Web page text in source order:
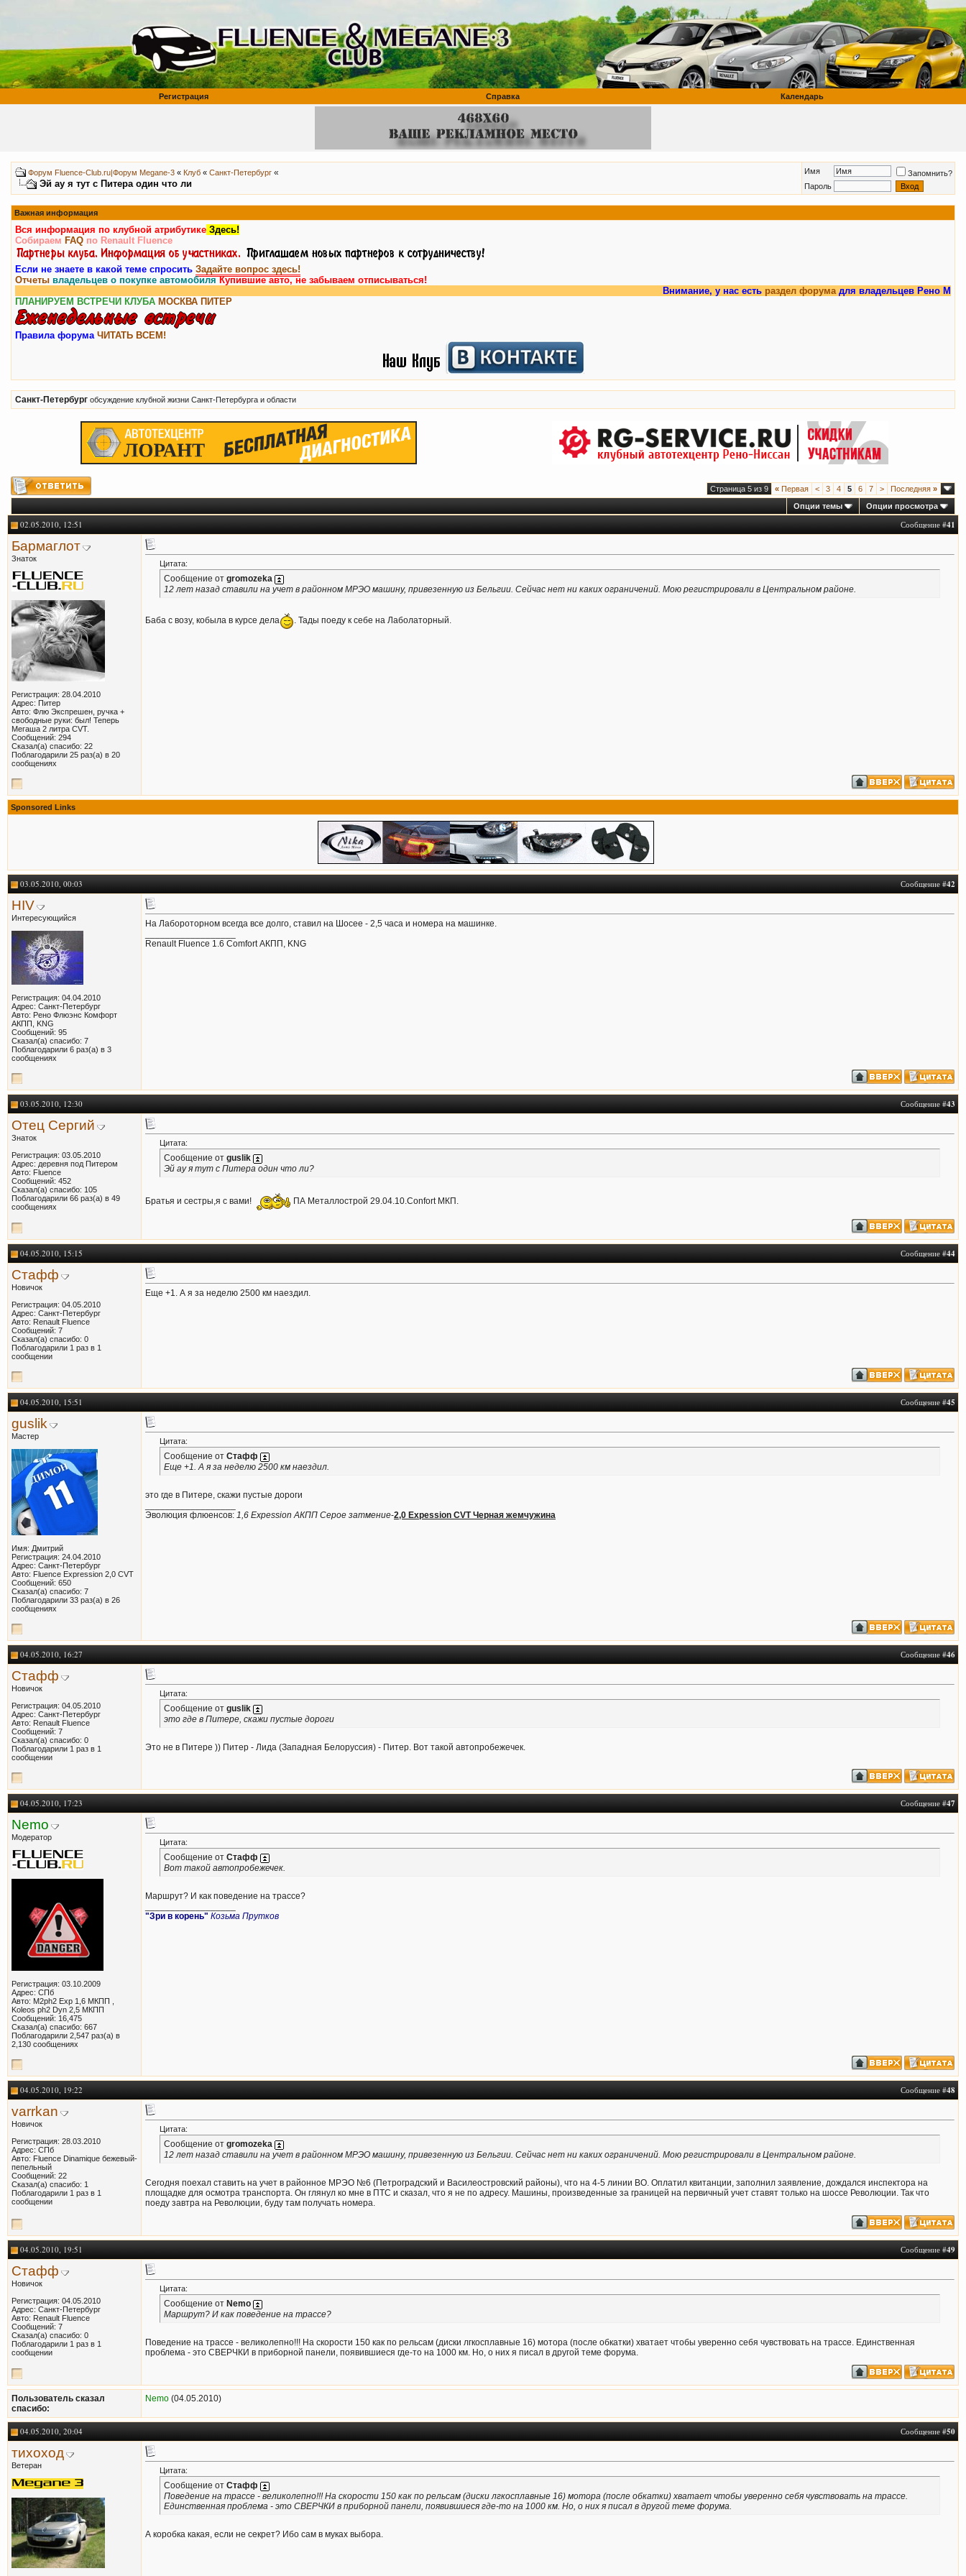
Регистрация Справка Календарь
Форум Fluence-Club.ru|Форум Megane-3 « Клуб « Санкт-Петербург «
Эй ау я тут с Питера один что ли
Имя
Запомнить?
Пароль
Важная информация
Вся информация по клубной атрибутике Здесь!
Собираем FAQ по Renault Fluence
Если не знаете в какой теме спросить Задайте вопрос здесь!
Отчеты владельцев о покупке автомобиляКупившие авто, не забываем отписываться!
Внимание, у нас естьраздел форумадля владельцев Рено Меган 3.
ПЛАНИРУЕМ ВСТРЕЧИ КЛУБА МОСКВА ПИТЕР
Правила форума ЧИТАТЬ ВСЕМ!
Санкт-Петербург обсуждение клубной жизни Санкт-Петербурга и области
Страница 5 из 9 « Первая < 3 4 5 6 7 > Последняя »
Опции темы
Опции просмотра
02.05.2010, 12:51 Сообщение #41
Бармаглот
Знаток
Регистрация: 28.04.2010
Адрес: Питер
Авто: Флю Экспрешен, ручка +
свободные руки: был! Теперь
Мегаша 2 литра CVT.
Сообщений: 294
Сказал(а) спасибо: 22
Поблагодарили 25 раз(а) в 20
сообщениях
Цитата:
Сообщение от gromozeka
12 лет назад ставили на учет в районном МРЭО машину, привезенную из Бельгии. Сейчас нет ни каких ограничений. Мою регистрировали в Центральном районе.
Баба с возу, кобыла в курсе дела . Тады поеду к себе на Лаболаторный.
Sponsored Links
03.05.2010, 00:03 Сообщение #42
HIV
Интересующийся
Регистрация: 04.04.2010
Адрес: Санкт-Петербург
Авто: Рено Флюэнс Комфорт
АКПП, KNG
Сообщений: 95
Сказал(а) спасибо: 7
Поблагодарили 6 раз(а) в 3
сообщениях
На Лабороторном всегда все долго, ставил на Шосее - 2,5 часа и номера на машинке.
Renault Fluence 1.6 Comfort АКПП, KNG
03.05.2010, 12:30 Сообщение #43
Отец Сергий
Знаток
Регистрация: 03.05.2010
Адрес: деревня под Питером
Авто: Fluence
Сообщений: 452
Сказал(а) спасибо: 105
Поблагодарили 66 раз(а) в 49
сообщениях
Цитата:
Сообщение от guslik
Эй ау я тут с Питера один что ли?
Братья и сестры,я с вами! ПА Металлострой 29.04.10.Confort МКП.
04.05.2010, 15:15 Сообщение #44
Стафф
Новичок
Регистрация: 04.05.2010
Адрес: Санкт-Петербург
Авто: Renault Fluence
Сообщений: 7
Сказал(а) спасибо: 0
Поблагодарили 1 раз в 1
сообщении
Еще +1. А я за неделю 2500 км наездил.
04.05.2010, 15:51 Сообщение #45
guslik
Мастер
Имя: Дмитрий
Регистрация: 24.04.2010
Адрес: Санкт-Петербург
Авто: Fluence Expression 2,0 CVT
Сообщений: 650
Сказал(а) спасибо: 7
Поблагодарили 33 раз(а) в 26
сообщениях
Цитата:
Сообщение от Стафф
Еще +1. А я за неделю 2500 км наездил.
это где в Питере, скажи пустые дороги
Эволюция флюенсов: 1,6 Expession АКПП Серое затмение-2,0 Expession CVT Черная жемчужина
04.05.2010, 16:27 Сообщение #46
Стафф
Новичок
Регистрация: 04.05.2010
Адрес: Санкт-Петербург
Авто: Renault Fluence
Сообщений: 7
Сказал(а) спасибо: 0
Поблагодарили 1 раз в 1
сообщении
Цитата:
Сообщение от guslik
это где в Питере, скажи пустые дороги
Это не в Питере )) Питер - Лида (Западная Белоруссия) - Питер. Вот такой автопробежечек.
04.05.2010, 17:23 Сообщение #47
Nemo
Модератор
Регистрация: 03.10.2009
Адрес: СПб
Авто: M2ph2 Exp 1,6 МКПП ,
Koleos ph2 Dyn 2,5 МКПП
Сообщений: 16,475
Сказал(а) спасибо: 667
Поблагодарили 2,547 раз(а) в
2,130 сообщениях
Цитата:
Сообщение от Стафф
Вот такой автопробежечек.
Маршрут? И как поведение на трассе?
"Зри в корень" Козьма Прутков
04.05.2010, 19:22 Сообщение #48
varrkan
Новичок
Регистрация: 28.03.2010
Адрес: СПб
Авто: Fluence Dinamique бежевый-
пепельный
Сообщений: 22
Сказал(а) спасибо: 1
Поблагодарили 1 раз в 1
сообщении
Цитата:
Сообщение от gromozeka
12 лет назад ставили на учет в районном МРЭО машину, привезенную из Бельгии. Сейчас нет ни каких ограничений. Мою регистрировали в Центральном районе.
Сегодня поехал ставить на учет в районное МРЭО №6 (Петроградский и Василеостровский районы), что на 4-5 линии ВО. Оплатил квитанции, заполнил заявление, дождался инспектора на
площадке для осмотра транспорта. Он глянул ко мне в ПТС и сказал, что я не по адресу. Машины, произведенные за границей на первичный учет ставят только на шоссе Революции. Так что
поеду завтра на Революции, буду там получать номера.
04.05.2010, 19:51 Сообщение #49
Стафф
Новичок
Регистрация: 04.05.2010
Адрес: Санкт-Петербург
Авто: Renault Fluence
Сообщений: 7
Сказал(а) спасибо: 0
Поблагодарили 1 раз в 1
сообщении
Цитата:
Сообщение от Nemo
Маршрут? И как поведение на трассе?
Поведение на трассе - великолепно!!! На скорости 150 как по рельсам (диски лгкосплавные 16) мотора (после обкатки) хватает чтобы уверенно себя чувствовать на трассе. Единственная
проблема - это СВЕРЧКИ в приборной панели, появившиеся где-то на 1000 км. Но, о них я писал в другой теме форума.
Пользователь сказал
cпасибо:
Nemo (04.05.2010)
04.05.2010, 20:04 Сообщение #50
тихоход
Ветеран
Цитата:
Сообщение от Стафф
Поведение на трассе - великолепно!!! На скорости 150 как по рельсам (диски лгкосплавные 16) мотора (после обкатки) хватает чтобы уверенно себя чувствовать на трассе.
Единственная проблема - это СВЕРЧКИ в приборной панели, появившиеся где-то на 1000 км. Но, о них я писал в другой теме форума.
А коробка какая, если не секрет? Ибо сам в муках выбора.